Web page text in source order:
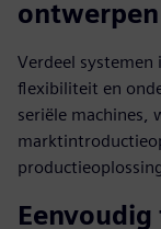
Verdeel
flexibiliteit en
seriële machines,